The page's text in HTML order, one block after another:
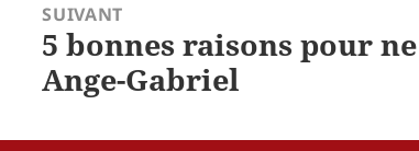
SUIVANT
Article
suivant :
5 bonnes raisons pour
Ange-Gabriel